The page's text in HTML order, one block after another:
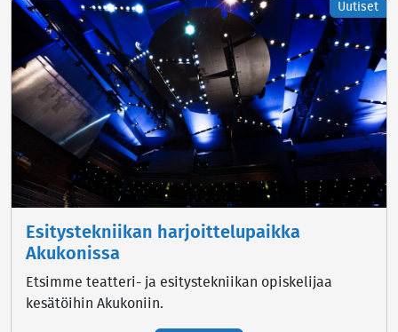
Uutiset
Esitystekniikan harjoittelupaikka
Akukonissa
Etsimme teatteri- ja esitystekniikan opiskelijaa
kesätöihin Akukoniin.